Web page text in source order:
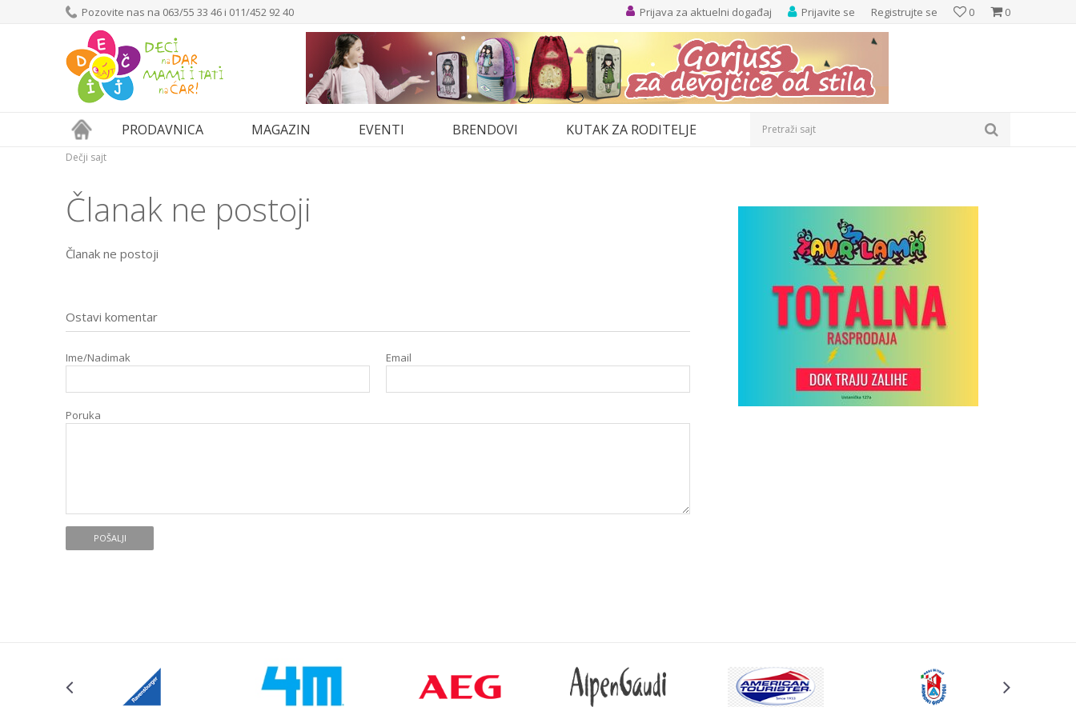
Pozovite nas na 063/55 33 46 i 011/452 92 40 0
0
Prijavite se Registrujte se
Prijava za aktuelni događaj
PRODAVNICA MAGAZIN EVENTI BRENDOVI KUTAK ZA RODITELJE Pretraži sajt
Dečji sajt
Članak ne postoji
Članak ne postoji
Ostavi komentar
Ime/Nadimak Email
Poruka
POŠALJI